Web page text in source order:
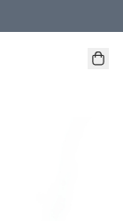
2.0 扣環（贈品